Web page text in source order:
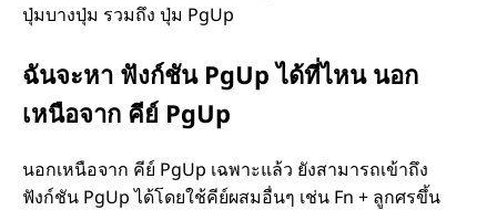
ปุ่มบางปุ่ม รวมถึง ปุ่ม PgUp
ฉันจะหา ฟังก์ชัน PgUp ได้ที่ไหน นอก
เหนือจาก คีย์ PgUp
นอกเหนือจาก คีย์ PgUp เฉพาะแล้ว ยังสามารถเข้าถึง
ฟังก์ชัน PgUp ได้โดยใช้คีย์ผสมอื่นๆ เช่น Fn + ลูกศรขึ้น